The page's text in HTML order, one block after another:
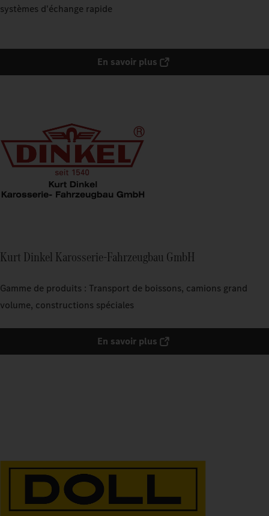
systèmes d'échange rapide
En savoir plus
Kurt Dinkel Karosserie-Fahrzeugbau GmbH
Gamme de produits : Transport de boissons, camions grand
volume, constructions spéciales
En savoir plus